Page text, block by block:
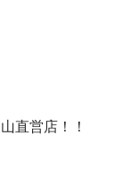
直営店！！